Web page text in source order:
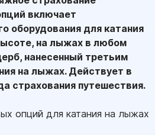
включает
оборудования для катания
на лыжах в любом
нанесенный третьим
на лыжах. Действует в
страхования путешествия.
опций для катания на лыжах